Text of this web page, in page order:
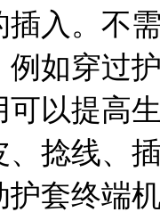
插入。不
如穿过
以提高
、捻线、
护套终端